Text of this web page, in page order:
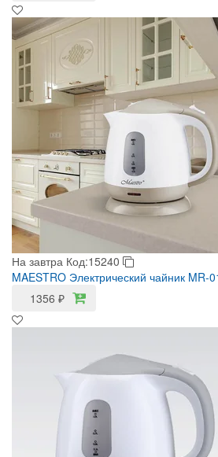
На завтра Код:15240
MAESTRO Электрический чайник MR-
1356 ₽